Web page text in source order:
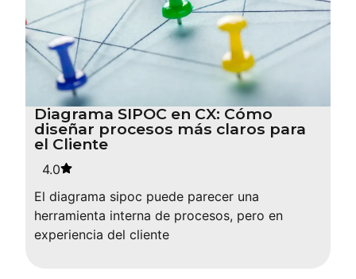
Diagrama SIPOC en CX: Cómo
diseñar procesos más claros para
el Cliente
4.0
El diagrama sipoc puede parecer una
herramienta interna de procesos, pero en
experiencia del cliente